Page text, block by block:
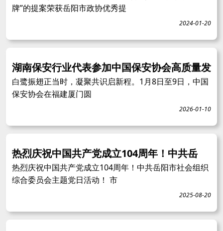
牌”的提案荣获岳阳市政协优秀提
2024-01-20
湖南保安行业代表参加中国保安协会高质量发
白鹭振翅正当时，凝聚共识启新程。1月8日至9日，中国
保安协会在福建厦门圆
2026-01-10
热烈庆祝中国共产党成立104周年！中共岳
热烈庆祝中国共产党成立104周年！中共岳阳市社会组织
综合委员会主题党日活动！ 市
2025-08-20